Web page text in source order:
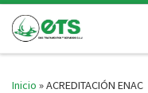
Saltar al contenido
Inicio »ACREDITACIÓN ENAC